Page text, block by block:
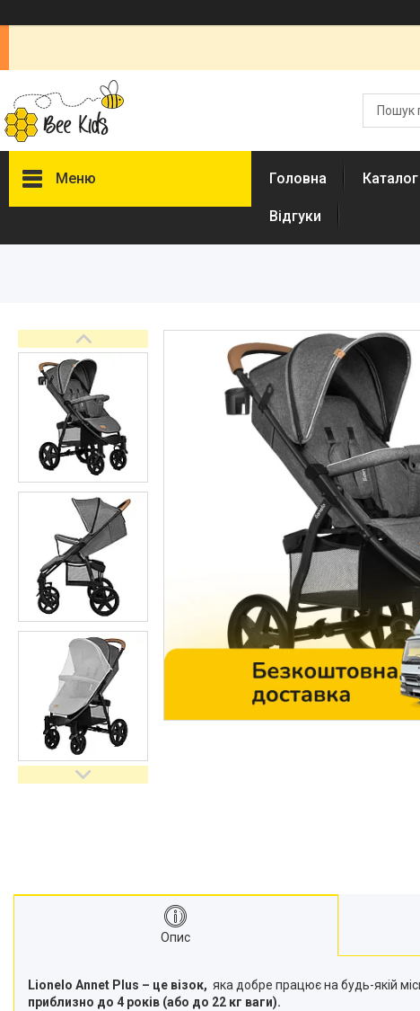
Меню
Документи
Відгуки
Контакти
Головна Каталог
Відгуки
Опис
Lionelo Annet Plus – це візок, яка добре працює на будь-якій
приблизно до 4 років (або до 22 кг ваги).